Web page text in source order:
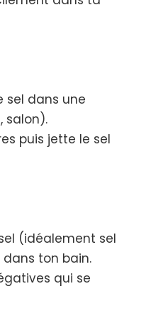
sel dans une
salon).
puis jette le sel
(idéalement sel
dans ton bain.
qui se